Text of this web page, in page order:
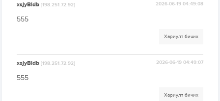
xsjyBldb[198.251.72.92] 2026-06-19 04:49:08
555
Хариулт бичих
xsjyBldb[198.251.72.92] 2026-06-19 04:49:07
555
Хариулт бичих